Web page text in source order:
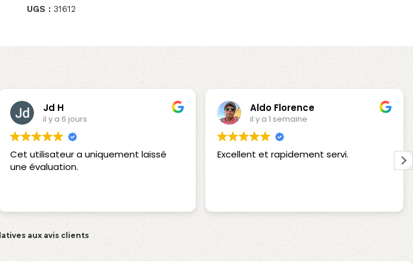
UGS : 31612
Jd H
il y a 6 jours
Cet utilisateur a uniquement laissé
une évaluation.
Aldo Florence
il y a 1 semaine
Excellent et rapidement servi.
aux avis clients